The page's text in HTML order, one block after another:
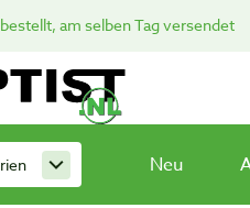
am selben Tag versendet
Neu